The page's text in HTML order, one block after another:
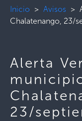
Inicio > Avisos >
Chalatenango, 23/
Alerta
23/